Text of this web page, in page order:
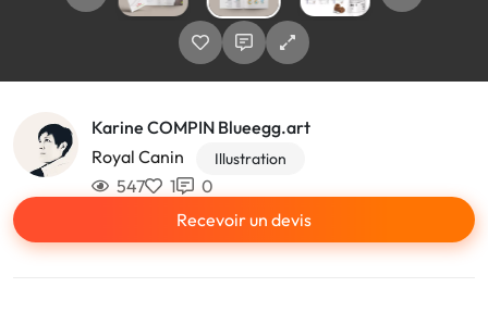
Karine COMPIN Blueegg.art
Royal Canin
Illustration
547 1
0
Recevoir un devis